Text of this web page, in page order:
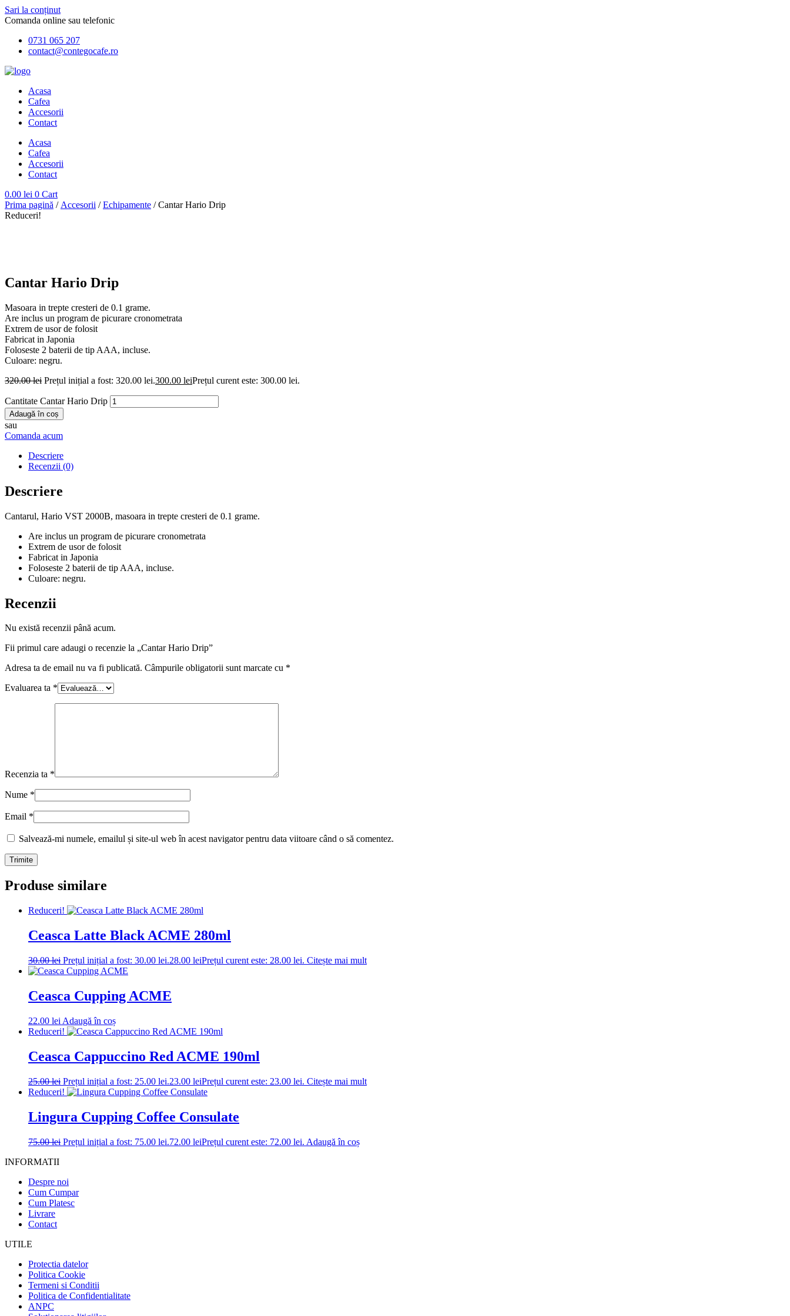
Sari la conținut
Comanda online sau telefonic
0731 065 207
contact@contegocafe.ro
Acasa
Cafea
Accesorii
Contact
Acasa
Cafea
Accesorii
Contact
0.00 lei 0 Cart
Prima pagină / Accesorii /Echipamente / Cantar Hario Drip
Reduceri!
Cantar Hario Drip
Masoara in trepte cresteri de 0.1 grame.
Are inclus un program de picurare cronometrata
Extrem de usor de folosit
Fabricat in Japonia
Foloseste 2 baterii de tip AAA, incluse.
Culoare: negru.
320.00lei Prețul inițial a fost: 320.00 lei.300.00 leiPrețul curent este: 300.00 lei.
Cantitate Cantar Hario Drip
Adaugă în coș
sau
Comanda acum
Descriere
Recenzii (0)
Descriere
Cantarul, Hario VST 2000B, masoara in trepte cresteri de 0.1 grame.
Are inclus un program de picurare cronometrata
Extrem de usor de folosit
Fabricat in Japonia
Foloseste 2 baterii de tip AAA, incluse.
Culoare: negru.
Recenzii
Nu există recenzii până acum.
Fii primul care adaugi o recenzie la „Cantar Hario Drip”
Adresa ta de email nu va fi publicată. Câmpurile obligatorii sunt marcate cu *
Evaluarea ta *
Recenzia ta *
Nume *
Email *
Salvează-mi numele, emailul și site-ul web în acest navigator pentru data viitoare când o să comentez.
Produse similare
Reduceri!
Ceasca Latte Black ACME 280ml
30.00lei Prețul inițial a fost: 30.00 lei.28.00 leiPrețul curent este: 28.00 lei. Citește mai mult
Ceasca Cupping ACME
22.00 lei Adaugă în coș
Reduceri!
Ceasca Cappuccino Red ACME 190ml
25.00lei Prețul inițial a fost: 25.00 lei.23.00 leiPrețul curent este: 23.00 lei. Citește mai mult
Reduceri!
Lingura Cupping Coffee Consulate
75.00lei Prețul inițial a fost: 75.00 lei.72.00 leiPrețul curent este: 72.00 lei. Adaugă în coș
INFORMATII
Despre noi
Cum Cumpar
Cum Platesc
Livrare
Contact
UTILE
Protectia datelor
Politica Cookie
Termeni si Conditii
Politica de Confidentialitate
ANPC